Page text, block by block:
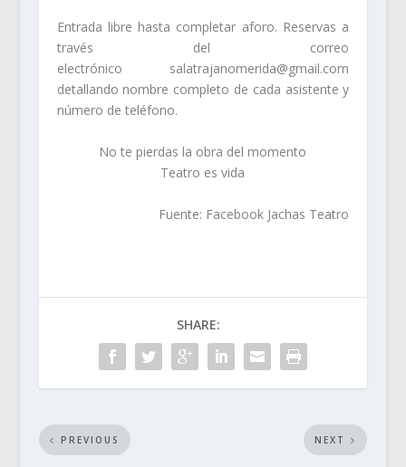
Entrada libre hasta completar aforo. Reservas a
través del correo
electrónico salatrajanomerida@gmail.com
detallando nombre completo de cada asistente y
número de teléfono.
No te pierdas la obra del momento
Teatro es vida
Fuente: Facebook Jachas Teatro
SHARE:
PREVIOUS NEXT